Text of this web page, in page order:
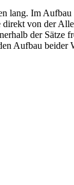
lang. Im
von der
der Sätze
Aufbau beider